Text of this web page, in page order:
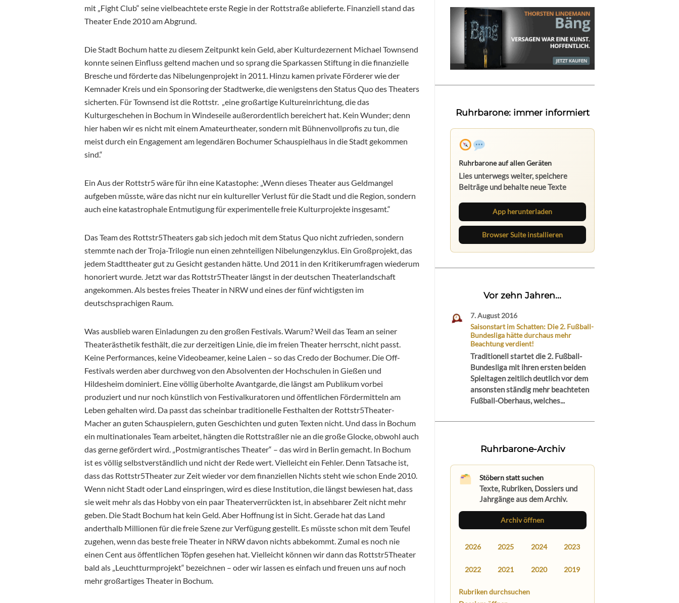
mit „Fight Club“ seine vielbeachtete erste Regie in der Rottstraße ablieferte. Finanziell stand das
Theater Ende 2010 am Abgrund.
Die Stadt Bochum hatte zu diesem Zeitpunkt kein Geld, aber Kulturdezernent Michael Townsend
konnte seinen Einfluss geltend machen und so sprang die Sparkassen Stiftung in die finanzielle
Bresche und förderte das Nibelungenprojekt in 2011. Hinzu kamen private Förderer wie der
Kemnader Kreis und ein Sponsoring der Stadtwerke, die wenigstens den Status Quo des Theaters
sicherten. Für Townsend ist die Rottstr. „eine großartige Kultureinrichtung, die das
Kulturgeschehen in Bochum in Windeseile außerordentlich bereichert hat. Kein Wunder; denn
hier haben wir es nicht mit einem Amateurtheater, sondern mit Bühnenvollprofis zu tun, die
meist durch ein Engagement am legendären Bochumer Schauspielhaus in die Stadt gekommen
sind.“
Ein Aus der Rottstr5 wäre für ihn eine Katastophe: „Wenn dieses Theater aus Geldmangel
aufgeben müsste, wäre das nicht nur ein kultureller Verlust für die Stadt und die Region, sondern
auch eine katastrophale Entmutigung für experimentelle freie Kulturprojekte insgesamt.“
Das Team des Rottstr5Theaters gab sich jedoch mit dem Status Quo nicht zufrieden, sondern
stemmte nach der Troja-Trilogie nun einen zehnteiligen Nibelungenzyklus. Ein Großprojekt, das
jedem Stadttheater gut zu Gesicht gestanden hätte. Und 2011 in den Kritikerumfragen wiederum
honoriert wurde. Jetzt war das Rottstr5Theater längst in der deutschen Theaterlandschaft
angekommen. Als bestes freies Theater in NRW und eines der fünf wichtigsten im
deutschsprachigen Raum.
Was ausblieb waren Einladungen zu den großen Festivals. Warum? Weil das Team an seiner
Theaterästhetik festhält, die zur derzeitigen Linie, die im freien Theater herrscht, nicht passt.
Keine Performances, keine Videobeamer, keine Laien – so das Credo der Bochumer. Die Off-
Festivals werden aber durchweg von den Absolventen der Hochschulen in Gießen und
Hildesheim dominiert. Eine völlig überholte Avantgarde, die längst am Publikum vorbei
produziert und nur noch künstlich von Festivalkuratoren und öffentlichen Fördermitteln am
Leben gehalten wird. Da passt das scheinbar traditionelle Festhalten der Rottstr5Theater-
Macher an guten Schauspielern, guten Geschichten und guten Texten nicht. Und dass in Bochum
ein multinationales Team arbeitet, hängten die Rottstraßler nie an die große Glocke, obwohl auch
das gerne gefördert wird. „Postmigrantisches Theater“ – das wird in Berlin gemacht. In Bochum
ist es völlig selbstverständlich und nicht der Rede wert. Vielleicht ein Fehler. Denn Tatsache ist,
dass das Rottstr5Theater zur Zeit wieder vor dem finanziellen Nichts steht wie schon Ende 2010.
Wenn nicht Stadt oder Land einspringen, wird es diese Institution, die längst bewiesen hat, dass
sie weit mehr als das Hobby von ein paar Theaterverrückten ist, in absehbarer Zeit nicht mehr
geben. Die Stadt Bochum hat kein Geld. Aber Hoffnung ist in Sicht. Gerade hat das Land
anderthalb Millionen für die freie Szene zur Verfügung gestellt. Es müsste schon mit dem Teufel
zugehen, wenn das beste freie Theater in NRW davon nichts abbekommt. Zumal es noch nie
einen Cent aus öffentlichen Töpfen gesehen hat. Vielleicht können wir dann das Rottstr5Theater
bald als „Leuchtturmprojekt“ bezeichnen – oder wir lassen es einfach und freuen uns auf noch
mehr großartiges Theater in Bochum.
Ruhrbarone: immer informiert
Ruhrbarone auf allen Geräten
Lies unterwegs weiter, speichere
Beiträge und behalte neue Texte
App herunterladen
Browser Suite installieren
Vor zehn Jahren...
7. August 2016
Saisonstart im Schatten: Die 2. Fußball-
Bundesliga hätte durchaus mehr
Beachtung verdient!
Traditionell startet die 2. Fußball-
Bundesliga mit ihren ersten beiden
Spieltagen zeitlich deutlich vor dem
ansonsten ständig mehr beachteten
Fußball-Oberhaus, welches...
Ruhrbarone-Archiv
Stöbern statt suchen
Texte, Rubriken, Dossiers und
Jahrgänge aus dem Archiv.
Archiv öffnen
2026 2025 2024 2023
2022 2021 2020 2019
Rubriken durchsuchen